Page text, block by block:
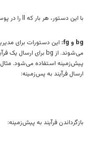
با این دستور، هر بار که ll را در پوسته وارد کنید، دستور ls -la اجرا می‌شود.
bg و fg:
این دستورات برای
پیش‌زمینه استفاده می‌شود. مثال
ارسال فرآیند به پس‌زمینه:
بازگرداندن فرآیند به پیش‌زمینه: